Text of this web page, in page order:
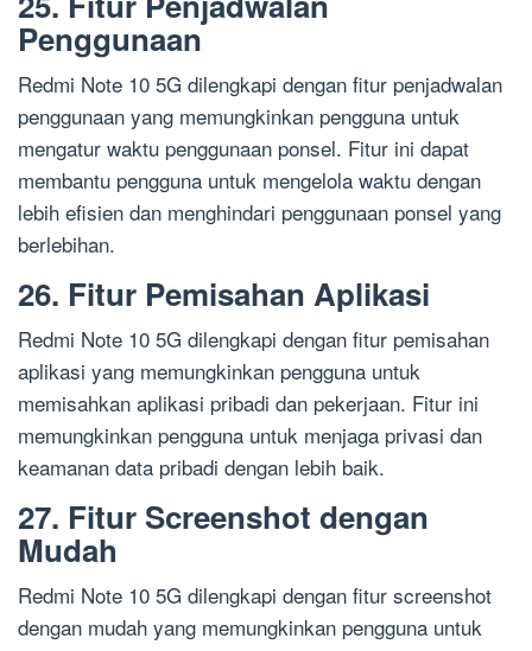
Penggunaan
Redmi Note 10 5G dilengkapi dengan fitur penjadwalan
penggunaan yang memungkinkan pengguna untuk
mengatur waktu penggunaan ponsel. Fitur ini dapat
membantu pengguna untuk mengelola waktu dengan
lebih efisien dan menghindari penggunaan ponsel yang
berlebihan.
26. Fitur Pemisahan Aplikasi
Redmi Note 10 5G dilengkapi dengan fitur pemisahan
aplikasi yang memungkinkan pengguna untuk
memisahkan aplikasi pribadi dan pekerjaan. Fitur ini
memungkinkan pengguna untuk menjaga privasi dan
keamanan data pribadi dengan lebih baik.
27. Fitur Screenshot dengan
Mudah
Redmi Note 10 5G dilengkapi dengan fitur screenshot
dengan mudah yang memungkinkan pengguna untuk